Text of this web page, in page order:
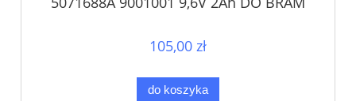
105,00 zł
do koszyka